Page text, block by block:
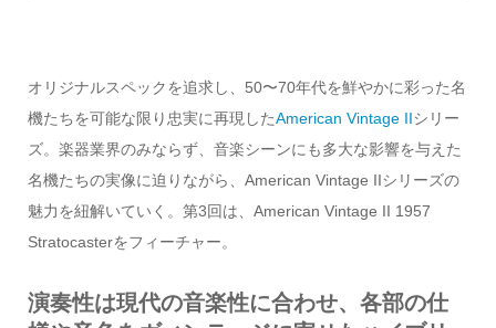
オリジナルスペックを追求し、50〜70年代を鮮やかに彩った名
機たちを可能な限り忠実に再現したAmerican Vintage IIシリー
ズ。楽器業界のみならず、音楽シーンにも多大な影響を与えた
名機たちの実像に迫りながら、American Vintage IIシリーズの
魅力を紐解いていく。第3回は、American Vintage II 1957
Stratocasterをフィーチャー。
演奏性は現代の音楽性に合わせ、各部の仕